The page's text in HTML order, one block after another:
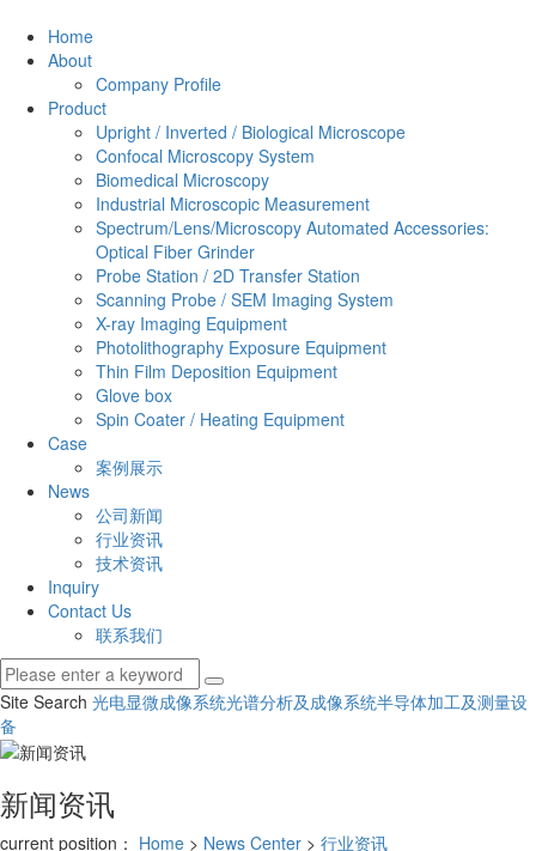
Home
About
Company Profile
Product
Upright / Inverted / Biological Microscope
Confocal Microscopy System
Biomedical Microscopy
Industrial Microscopic Measurement
Spectrum/Lens/Microscopy Automated Accessories:
Optical Fiber Grinder
Probe Station / 2D Transfer Station
Scanning Probe / SEM Imaging System
X-ray Imaging Equipment
Photolithography Exposure Equipment
Thin Film Deposition Equipment
Glove box
Spin Coater / Heating Equipment
Case
案例展示
News
公司新闻
行业资讯
技术资讯
Inquiry
Contact Us
联系我们
Site Search 光电显微成像系统光谱分析及成像系统半导体加工及测量设
备
新闻资讯
current position： Home > News Center > 行业资讯